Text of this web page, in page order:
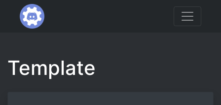
Template